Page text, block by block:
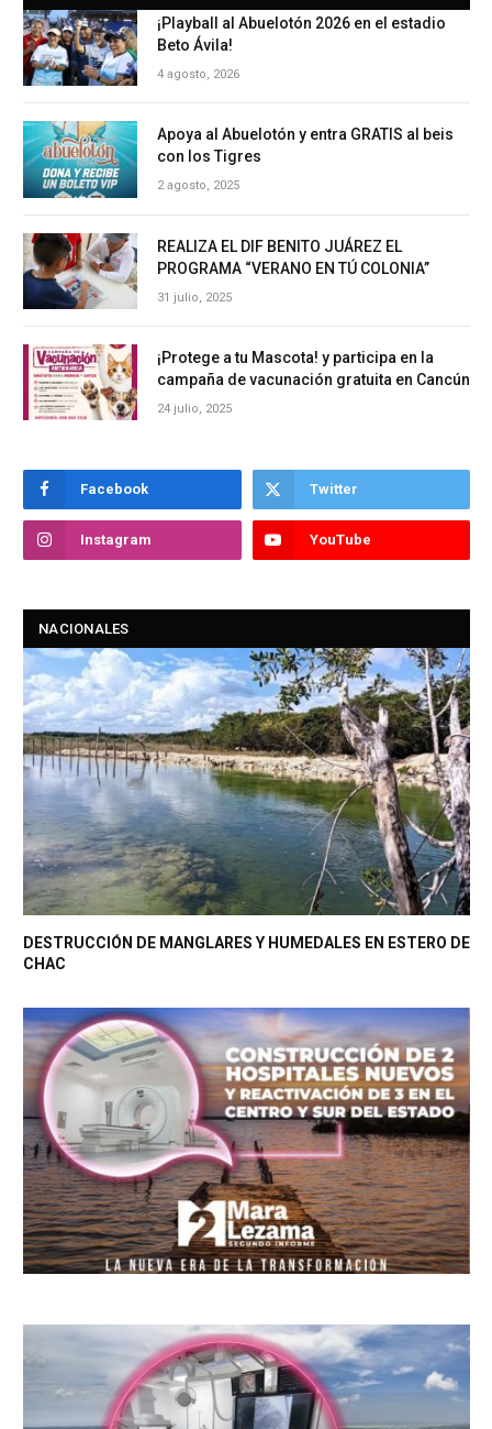
¡Playball al Abuelotón 2026 en el estadio
Beto Ávila!
4 agosto, 2026
Apoya al Abuelotón y entra GRATIS al beis
con los Tigres
2 agosto, 2025
REALIZA EL DIF BENITO JUÁREZ EL
PROGRAMA “VERANO EN TÚ COLONIA”
31 julio, 2025
¡Protege a tu Mascota! y participa en la
campaña de vacunación gratuita en Cancún
24 julio, 2025
Facebook Twitter
Instagram YouTube
NACIONALES
DESTRUCCIÓN DE MANGLARES Y HUMEDALES EN ESTERO DE
CHAC